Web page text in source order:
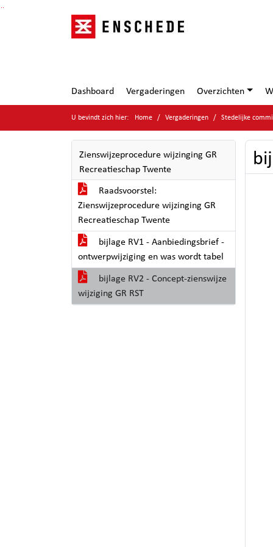
Ga naar de inhoud van deze pagina
Ga naar het zoeken
Ga naar het menu
Dashboard Vergaderingen Overzichten
U bevindt zich hier: Home Vergaderingen Stedelijke
Zienswijzeprocedure wijzinging GR
Recreatieschap Twente
Raadsvoorstel:
Zienswijzeprocedure wijzinging GR
Recreatieschap Twente
bijlage RV1 - Aanbiedingsbrief -
ontwerpwijziging en was wordt tabel
bijlage RV2 - Concept-zienswijze
wijziging GR RST